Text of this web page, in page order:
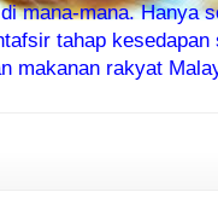
mana-mana. Hanya
tahap
makanan rakyat